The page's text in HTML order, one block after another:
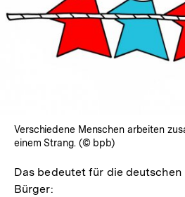
In
öffnen
Verschiedene Menschen arbeiten
einem Strang. (© bpb)
Das bedeutet für die deutschen
Bürger: